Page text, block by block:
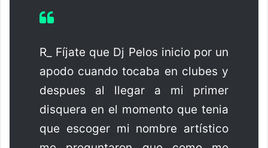
R_ Fíjate que Dj Pelos inicio por un
apodo cuando tocaba en clubes y
despues al llegar a mi primer
disquera en el momento que tenia
que escoger mi nombre artístico